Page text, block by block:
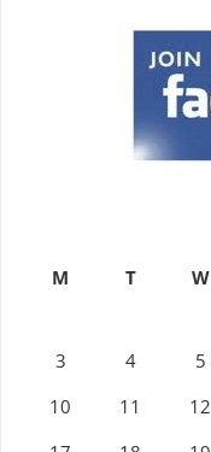
M T W
3
4 5
10
11 12